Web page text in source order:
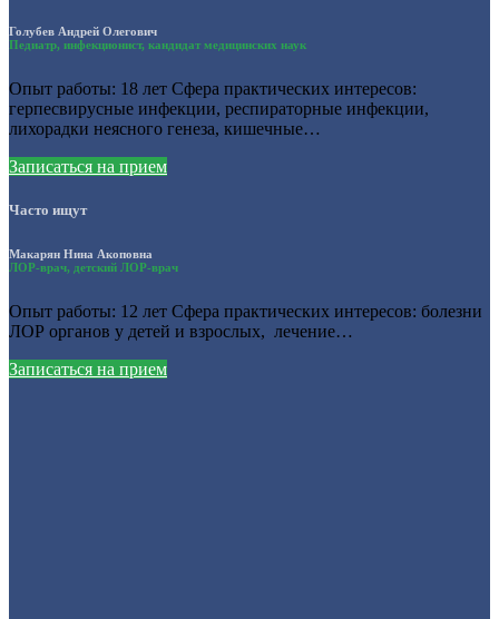
Голубев Андрей Олегович
Педиатр, инфекционист, кандидат медицинских наук
Опыт работы: 18 лет Сфера практических интересов:
герпесвирусные инфекции, респираторные инфекции,
лихорадки неясного генеза, кишечные…
Записаться на прием
Часто ищут
Макарян Нина Акоповна
ЛОР-врач, детский ЛОР-врач
Опыт работы: 12 лет Сфера практических интересов: болезни
ЛОР органов у детей и взрослых, лечение…
Записаться на прием